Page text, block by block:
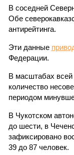
В соседней
Обе
антирейтинга.
Эти данные
Федерации.
В масштабах всей
количество
периодом
В Чукотском
до шести, в
зафиксировано
39 до 87 человек.